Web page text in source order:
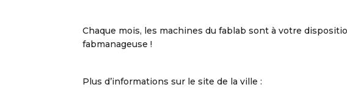
Chaque mois, les machines du fablab sont à votre
fabmanageuse !
Plus d’informations sur le site de la ville :